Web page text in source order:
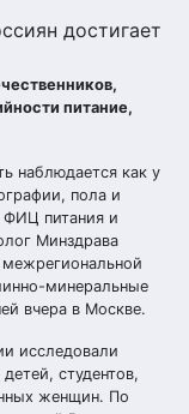
достигает
питание,
наблюдается как у
пола и
ФИЦ питания и
Минздрава
минеральные
вчера в Москве.
исследовали
студентов,
женщин. По